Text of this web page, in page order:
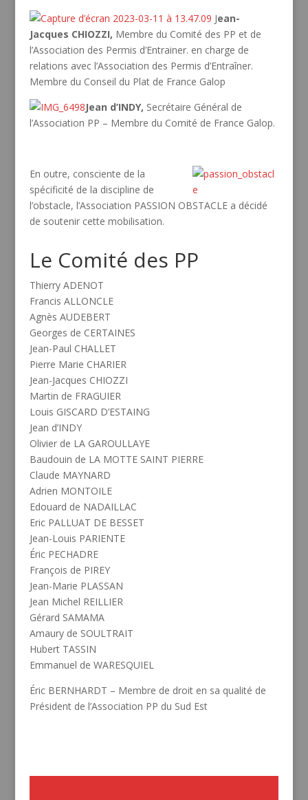
Jean-
Jacques CHIOZZI, Membre du Comité des PP et de
l’Association des Permis d’Entrainer. en charge de
relations avec l’Association des Permis d’Entraîner.
Membre du Conseil du Plat de France Galop
Jean d’INDY, Secrétaire Général de
l’Association PP – Membre du Comité de France Galop.
En outre, consciente de la
spécificité de la discipline de
l’obstacle, l’Association PASSION OBSTACLE a décidé
de soutenir cette mobilisation.
Le Comité des PP
Thierry ADENOT
Francis ALLONCLE
Agnès AUDEBERT
Georges de CERTAINES
Jean-Paul CHALLET
Pierre Marie CHARIER
Jean-Jacques CHIOZZI
Martin de FRAGUIER
Louis GISCARD D’ESTAING
Jean d’INDY
Olivier de LA GAROULLAYE
Baudouin de LA MOTTE SAINT PIERRE
Claude MAYNARD
Adrien MONTOILE
Edouard de NADAILLAC
Eric PALLUAT DE BESSET
Jean-Louis PARIENTE
Éric PECHADRE
François de PIREY
Jean-Marie PLASSAN
Jean Michel REILLIER
Gérard SAMAMA
Amaury de SOULTRAIT
Hubert TASSIN
Emmanuel de WARESQUIEL
Éric BERNHARDT – Membre de droit en sa qualité de
Président de l’Association PP du Sud Est